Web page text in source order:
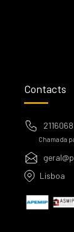
Contacts
Chamada
Lisboa